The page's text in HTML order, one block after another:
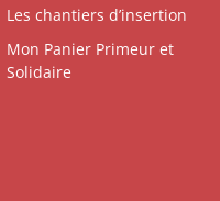
Les chantiers d’insertion
Mon Panier Primeur et
Solidaire